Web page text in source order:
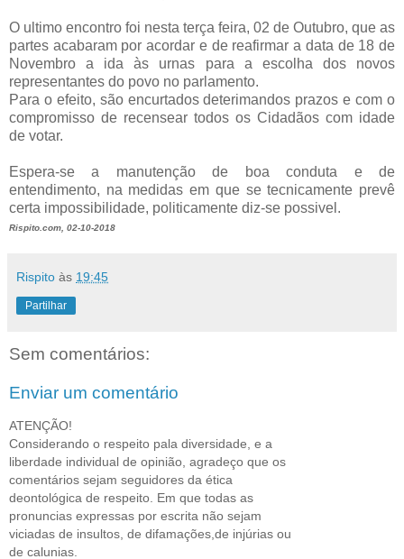
O ultimo encontro foi nesta terça feira, 02 de Outubro, que as
partes acabaram por acordar e de reafirmar a data de 18 de
Novembro a ida às urnas para a escolha dos novos
representantes do povo no parlamento.
Para o efeito, são encurtados deterimandos prazos e com o
compromisso de recensear todos os Cidadãos com idade
de votar.
Espera-se a manutenção de boa conduta e de
entendimento, na medidas em que se tecnicamente prevê
certa impossibilidade, politicamente diz-se possivel.
Rispito.com, 02-10-2018
Rispito às 19:45
Partilhar
Sem comentários:
Enviar um comentário
ATENÇÃO!
Considerando o respeito pala diversidade, e a
liberdade individual de opinião, agradeço que os
comentários sejam seguidores da ética
deontológica de respeito. Em que todas as
pronuncias expressas por escrita não sejam
viciadas de insultos, de difamações,de injúrias ou
de calunias.